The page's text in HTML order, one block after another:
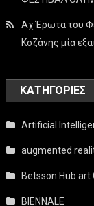
Αχ Έρωτα του
Κοζάνης μία
KΑΤΗΓΟΡΊΕΣ
Artificial
augmented
Betsson Hub art
BIENNALE